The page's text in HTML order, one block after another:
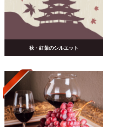
秋・紅葉のシルエット